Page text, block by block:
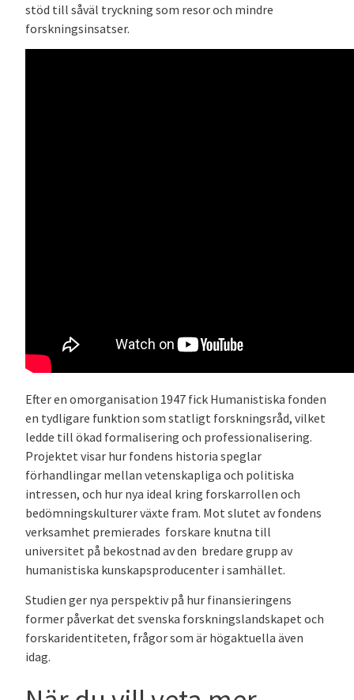
stöd till såväl tryckning som resor och mindre
forskningsinsatser.
Efter en omorganisation 1947 fick Humanistiska fonden
en tydligare funktion som statligt forskningsråd, vilket
ledde till ökad formalisering och professionalisering.
Projektet visar hur fondens historia speglar
förhandlingar mellan vetenskapliga och politiska
intressen, och hur nya ideal kring forskarrollen och
bedömningskulturer växte fram. Mot slutet av fondens
verksamhet premierades forskare knutna till
universitet på bekostnad av den bredare grupp av
humanistiska kunskapsproducenter i samhället.
Studien ger nya perspektiv på hur finansieringens
former påverkat det svenska forskningslandskapet och
forskaridentiteten, frågor som är högaktuella även
idag.